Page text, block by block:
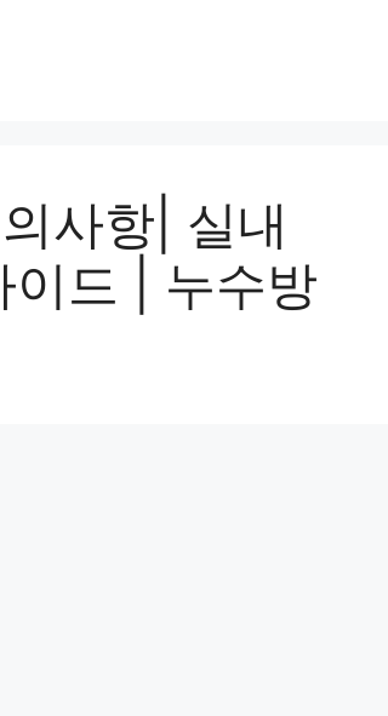
사항| 실내
이드 | 누수방